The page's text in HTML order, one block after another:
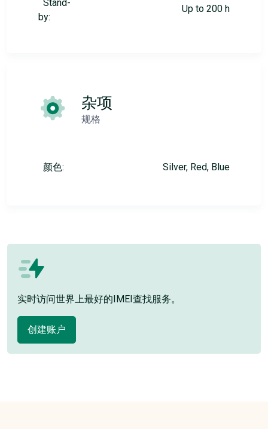
Stand-
by:
Up to 200 h
杂项
规格
颜色: Silver, Red, Blue
实时访问世界上最好的IMEI查找服务。
创建账户